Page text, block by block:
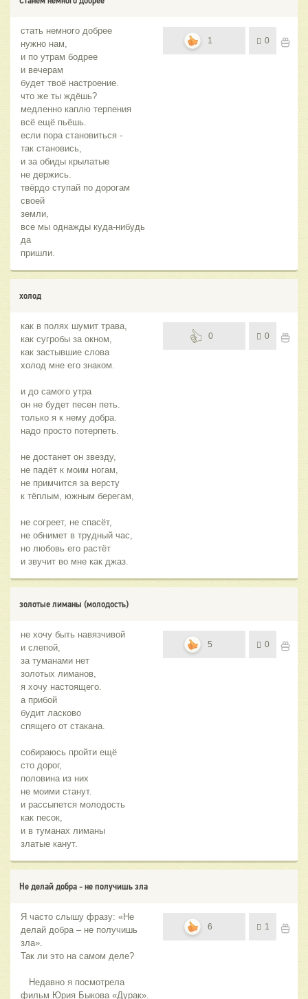
стать немного добрее
нужно нам,
и по утрам бодрее
и вечерам
будет твоё настроение.
что же ты ждёшь?
медленно каплю терпения
всё ещё пьёшь.
если пора становиться -
так становись,
и за обиды крылатые
не держись.
твёрдо ступай по дорогам
своей
земли,
все мы однажды куда-нибудь
да
пришли.
1 0
холод
как в полях шумит трава,
как сугробы за окном,
как застывшие слова
холод мне его знаком.
и до самого утра
он не будет песен петь.
только я к нему добра.
надо просто потерпеть.
не достанет он звезду,
не падёт к моим ногам,
не примчится за версту
к тёплым, южным берегам,
не согреет, не спасёт,
не обнимет в трудный час,
но любовь его растёт
и звучит во мне как джаз.
0 0
золотые лиманы (молодость)
не хочу быть навязчивой
и слепой,
за туманами нет
золотых лиманов,
я хочу настоящего.
а прибой
будит ласково
спящего от стакана.
собираюсь пройти ещё
сто дорог,
половина из них
не моими станут.
и рассыпется молодость
как песок,
и в туманах лиманы
златые канут.
5 0
Не делай добра - не получишь зла
Я часто слышу фразу: «Не
делай добра – не получишь
зла».
Так ли это на самом деле?
Недавно я посмотрела
фильм Юрия Быкова «Дурак».
6 1